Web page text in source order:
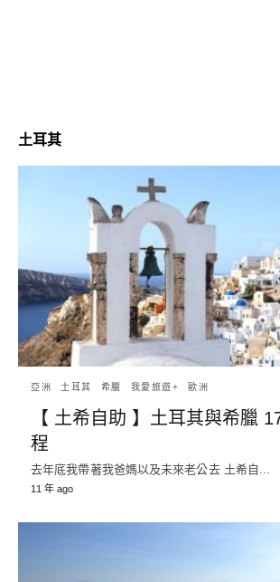
土耳其
亞洲 土耳其 希臘 我愛旅遊+ 歐洲
【 土希自助 】土耳其與希臘
程
去年底我帶著我爸媽以及未來老公去 土希自...
11 年 ago